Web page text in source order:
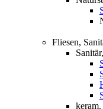
Fliesen,